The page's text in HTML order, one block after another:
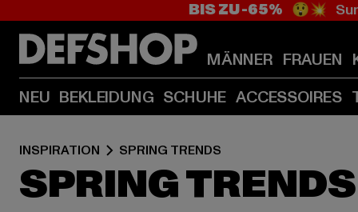
BIS ZU -65% 😲💥
MÄNNER FRAUEN
NEU BEKLEIDUNG SCHUHE ACCESSOIRES
INSPIRATION SPRING TRENDS
SPRING TRENDS